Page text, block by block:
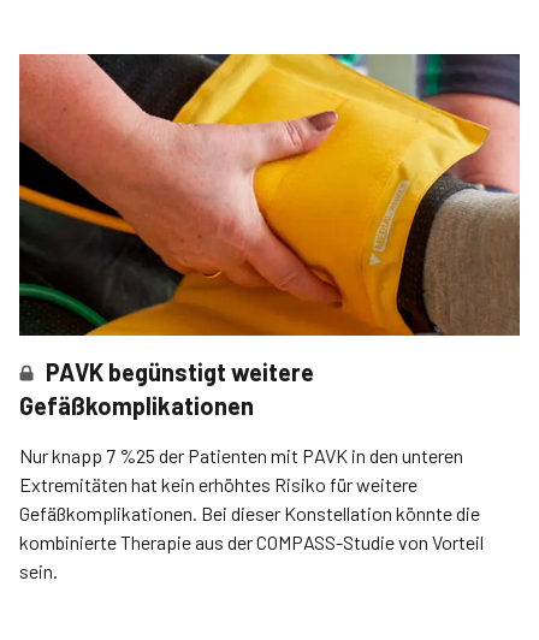
PAVK begünstigt weitere
Gefäßkomplikationen
Nur knapp 7 %25 der Patienten mit PAVK in den unteren
Extremitäten hat kein erhöhtes Risiko für weitere
Gefäßkomplikationen. Bei dieser Konstellation könnte die
kombinierte Therapie aus der COMPASS-Studie von Vorteil
sein.